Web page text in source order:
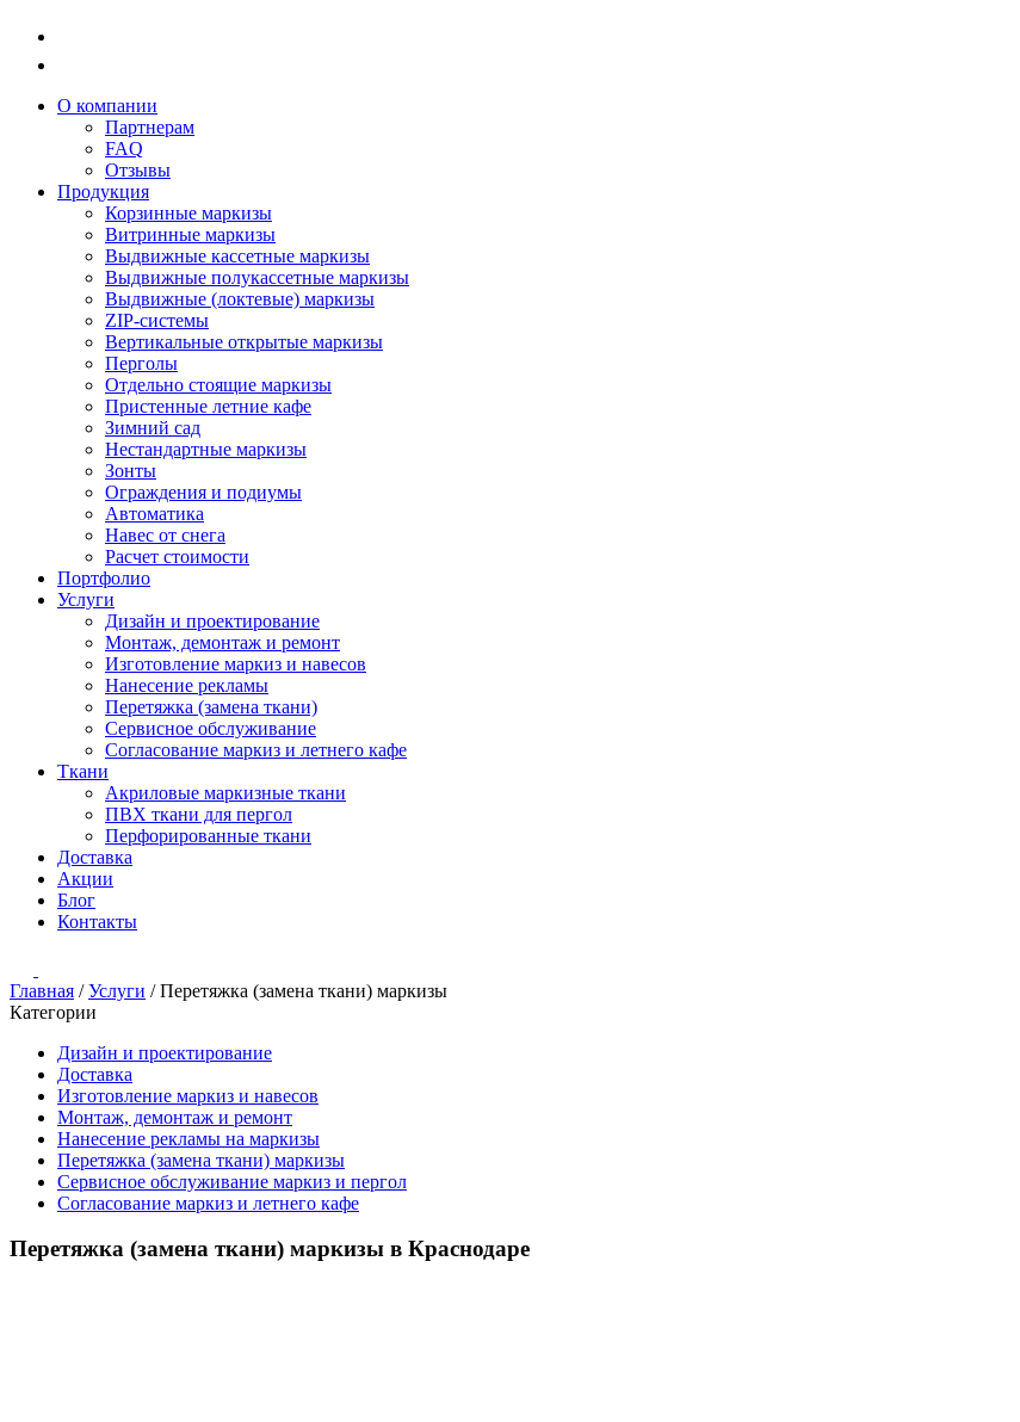
О компании
Партнерам
FAQ
Отзывы
Продукция
Корзинные маркизы
Витринные маркизы
Выдвижные кассетные маркизы
Выдвижные полукассетные маркизы
Выдвижные (локтевые) маркизы
ZIP-системы
Вертикальные открытые маркизы
Перголы
Отдельно стоящие маркизы
Пристенные летние кафе
Зимний сад
Нестандартные маркизы
Зонты
Ограждения и подиумы
Автоматика
Навес от снега
Расчет стоимости
Портфолио
Услуги
Дизайн и проектирование
Монтаж, демонтаж и ремонт
Изготовление маркиз и навесов
Нанесение рекламы
Перетяжка (замена ткани)
Сервисное обслуживание
Согласование маркиз и летнего кафе
Ткани
Акриловые маркизные ткани
ПВХ ткани для пергол
Перфорированные ткани
Доставка
Акции
Блог
Контакты
Главная /Услуги /Перетяжка (замена ткани) маркизы
Категории
Дизайн и проектирование
Доставка
Изготовление маркиз и навесов
Монтаж, демонтаж и ремонт
Нанесение рекламы на маркизы
Перетяжка (замена ткани) маркизы
Сервисное обслуживание маркиз и пергол
Согласование маркиз и летнего кафе
Перетяжка (замена ткани) маркизы в Краснодаре